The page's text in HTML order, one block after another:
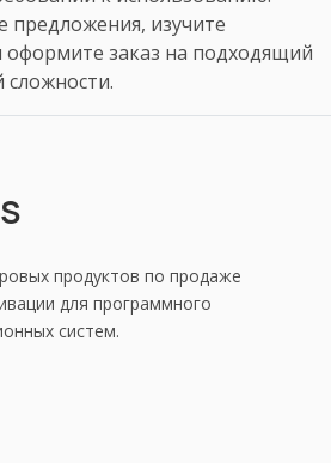
предложения, изучите
оформите заказ на подходящий
продуктов по продаже
для программного
систем.